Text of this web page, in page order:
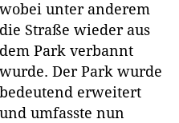
wobei unter anderem
die Straße wieder aus
dem Park verbannt
wurde. Der Park wurde
bedeutend erweitert
und umfasste nun